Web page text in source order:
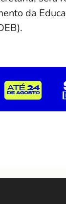
da